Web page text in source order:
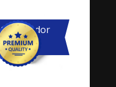
Catalizador
Primario